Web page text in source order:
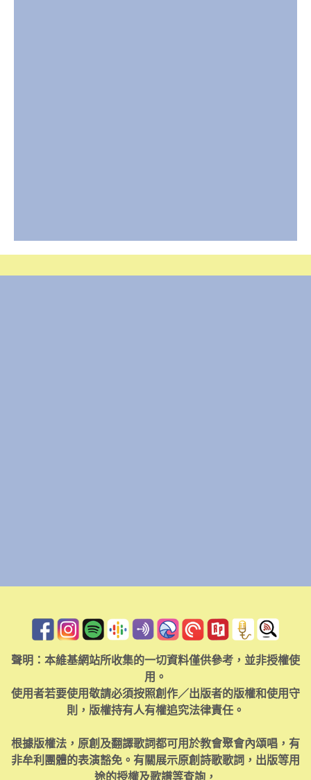
聲明：本維基網站所收集的一切資料僅供參考，並非授權使
用。
使用者若要使用敬請必須按照創作／出版者的版權和使用守
則，版權持有人有權追究法律責任。
根據版權法，原創及翻譯歌詞都可用於教會聚會內頌唱，有
非牟利團體的表演豁免。有關展示原創詩歌歌詞，出版等用
途的授權及歌譜等查詢，